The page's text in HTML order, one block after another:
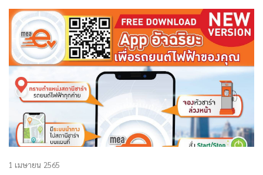
1 เมษายน 2565